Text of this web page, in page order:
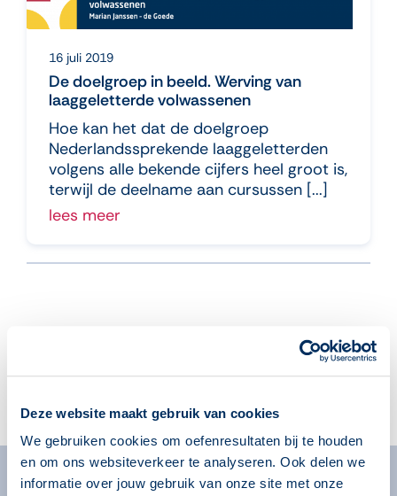
Deze website maakt gebruik van cookies
We gebruiken cookies om oefenresultaten bij te houden
en om ons websiteverkeer te analyseren. Ook delen we
informatie over jouw gebruik van onze site met onze
Contact
De doelgroep in beeld. Werving van
laaggeletterde volwassenen
16 juli 2019
Hoe kan het dat de doelgroep
Nederlandssprekende laaggeletterden
volgens alle bekende cijfers heel groot is,
terwijl de deelname aan cursussen [...]
lees meer
Aanmelden voor de nieuwsbrief
Algemeen